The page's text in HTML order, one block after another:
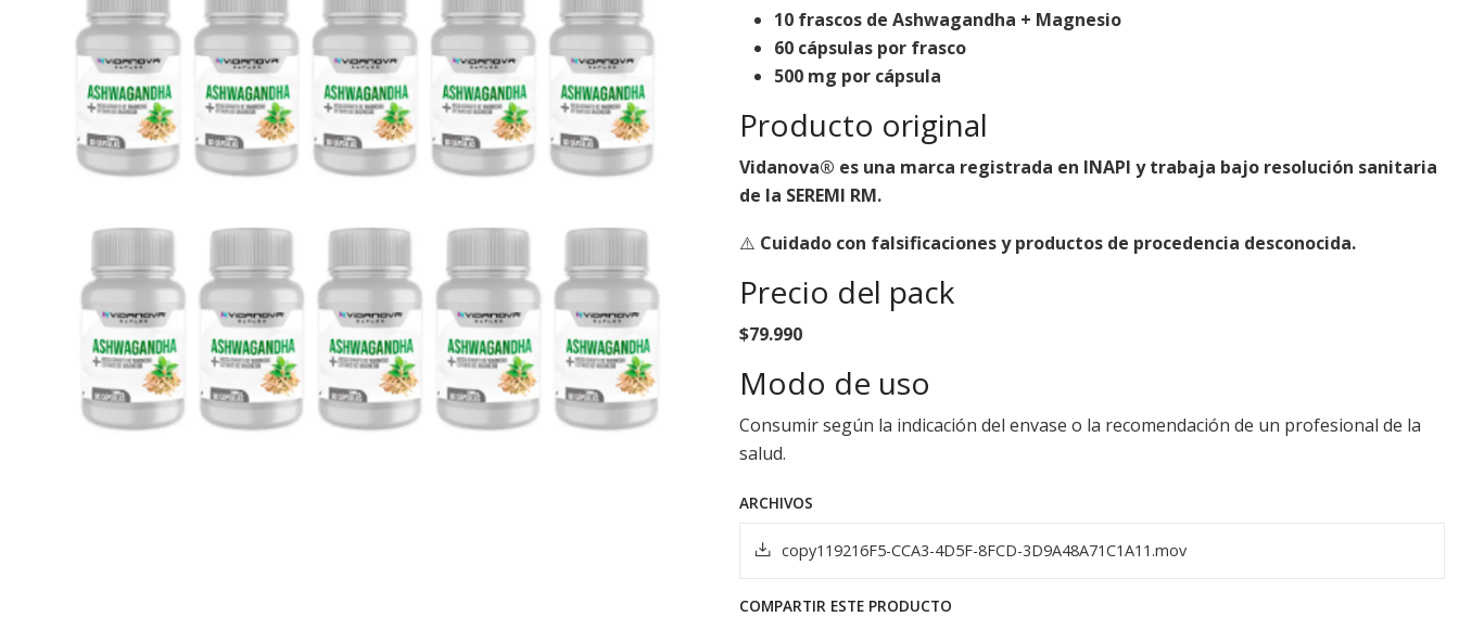
10 frascos de Ashwagandha + Magnesio
60 cápsulas por frasco
500 mg por cápsula
Producto original
Vidanova® es una marca registrada en INAPI y trabaja bajo resolución sanitaria
de la SEREMI RM.
⚠️ Cuidado con falsificaciones y productos de procedencia desconocida.
Precio del pack
$79.990
Modo de uso
Consumir según la indicación del envase o la recomendación de un profesional de la
salud.
ARCHIVOS
copy119216F5-CCA3-4D5F-8FCD-3D9A48A71C1A11.mov
COMPARTIR ESTE PRODUCTO